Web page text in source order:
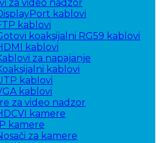
za video nadzor
kablovi
kablovi
koaksijalni RG59 kablovi
kablovi
za napajanje
kablovi
kablovi
kablovi
za video nadzor
kamere
kamere
za kamere